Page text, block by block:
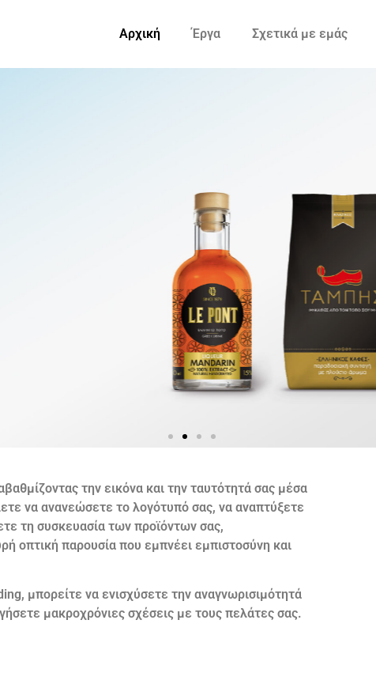
Αρχική Έργα Σχετικά με εμάς
την εικόνα και την ταυτότητά σας μέσα
να ανανεώσετε το λογότυπό σας, να αναπτύξετε
τη συσκευασία των προϊόντων σας,
οπτική παρουσία που εμπνέει εμπιστοσύνη και
μπορείτε να ενισχύσετε την αναγνωρισιμότητά
μακροχρόνιες σχέσεις με τους πελάτες σας.